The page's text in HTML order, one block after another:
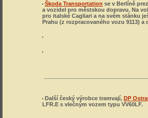
Škoda Transportation se v Berlíně
a vozidel pro městskou dopravu. Na
pro italské Cagliari a na svém stánku
Prahu (z rozpracovaného vozu 9113)
Další český výrobce tramvají,DP
LFR.E s vlečným vozem typu VV60LF.